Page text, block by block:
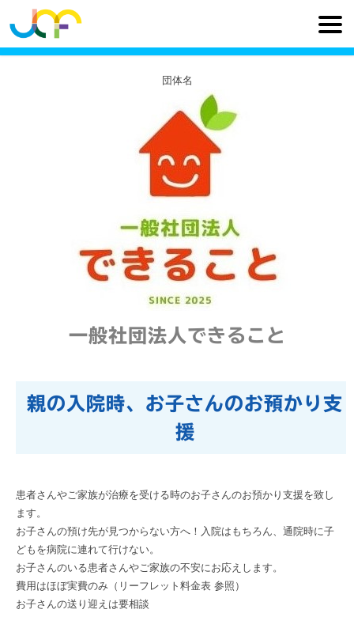
団体名
一般社団法人できること
親の入院時、お子さんのお預かり支
援
患者さんやご家族が治療を受ける時のお子さんのお預かり支援を致し
ます。
お子さんの預け先が見つからない方へ！入院はもちろん、通院時に子
どもを病院に連れて行けない。
お子さんのいる患者さんやご家族の不安にお応えします。
費用はほぼ実費のみ（リーフレット料金表 参照）
お子さんの送り迎えは要相談